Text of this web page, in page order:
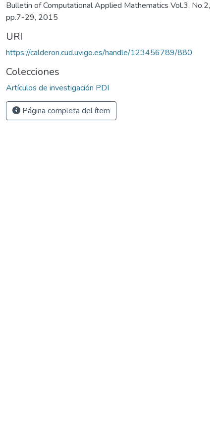
Bulletin of Computational Applied Mathematics Vol.3, No.2,
pp.7-29, 2015
URI
https://calderon.cud.uvigo.es/handle/123456789/880
Colecciones
Artículos de investigación PDI
Página completa del ítem